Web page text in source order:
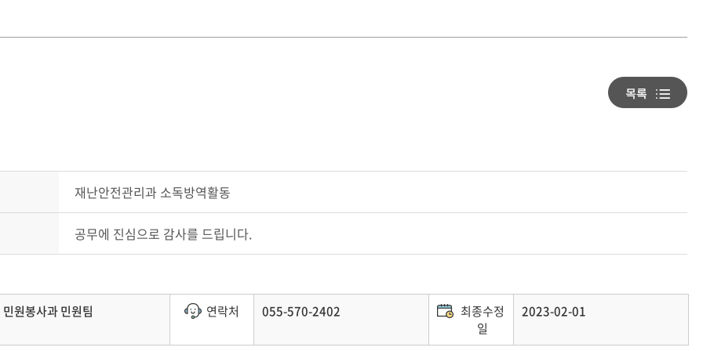
재난안전관리과 소독방역활동
공무에 진심으로 감사를 드립니다.
민원봉사과 민원팀 연락처 055-570-2402
최종수정
일
2023-02-01